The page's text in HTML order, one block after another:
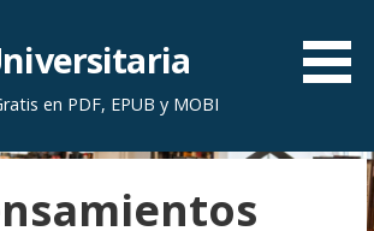
en PDF, EPUB y MOBI